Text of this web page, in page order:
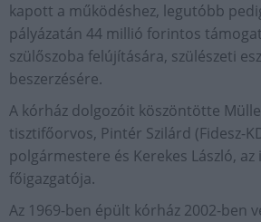
kapott a működéshez, legutóbb
pályázatán 44 millió forintos
szülőszoba felújítására, szülészeti
beszerzésére.
A kórház dolgozóit köszöntötte
tisztifőorvos, Pintér Szilárd (Fidesz-
polgármestere és Kerekes László,
főigazgatója.
Az 1969-ben épült kórház 2002-ben